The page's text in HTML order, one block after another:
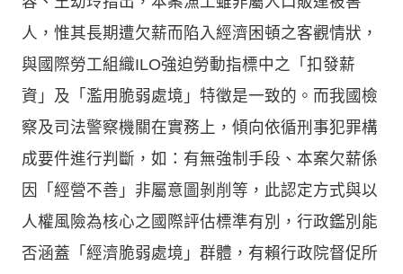
人，惟其長期遭欠薪而陷入經濟困頓之客觀情狀，
與國際勞工組織ILO強迫勞動指標中之「扣發薪
資」及「濫用脆弱處境」特徵是一致的。而我國檢
察及司法警察機關在實務上，傾向依循刑事犯罪構
成要件進行判斷，如：有無強制手段、本案欠薪係
因「經營不善」非屬意圖剝削等，此認定方式與以
人權風險為核心之國際評估標準有別，行政鑑別能
否涵蓋「經濟脆弱處境」群體，有賴行政院督促所